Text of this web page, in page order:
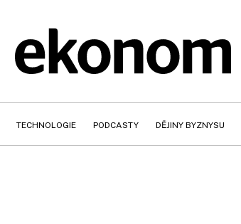
TECHNOLOGIE PODCASTY DĚJINY BYZNYSU